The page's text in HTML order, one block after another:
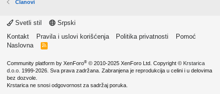
Članovi
Svetli stil
Srpski
Kontakt
Pravila i uslovi korišćenja Politika privatnosti
Pomoć
Naslovna
R
Community platform by XenForo® © 2010-2025 XenForo Ltd. Copyright © Krstarica
d.o.o. 1999-2026. Sva prava zadržana. Zabranjena je reprodukcija u celini i u delovima
bez dozvole.
Krstarica ne snosi odgovornost za sadržaj poruka.